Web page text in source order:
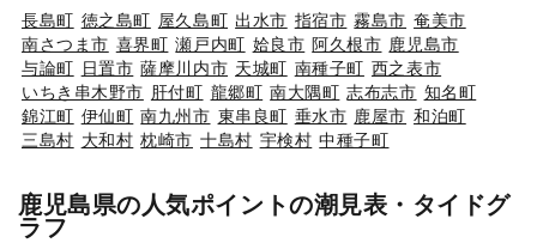
長島町 徳之島町 屋久島町 出水市 指宿市 霧島市 奄美市
南さつま市 喜界町 瀬戸内町 姶良市 阿久根市 鹿児島市
与論町 日置市 薩摩川内市 天城町 南種子町 西之表市
いちき串木野市 肝付町 龍郷町 南大隅町 志布志市 知名町
錦江町 伊仙町 南九州市 東串良町 垂水市 鹿屋市 和泊町
三島村 大和村 枕崎市 十島村 宇検村 中種子町
鹿児島県の人気ポイントの潮見表・タイドグ
ラフ